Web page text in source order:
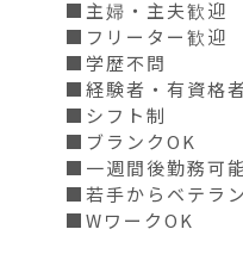
■主婦・主夫歓迎
■フリーター歓迎
■学歴不問
■経験者・有資格
■シフト制
■ブランクOK
■一週間後勤務可能
■若手からベテラ
■WワークOK